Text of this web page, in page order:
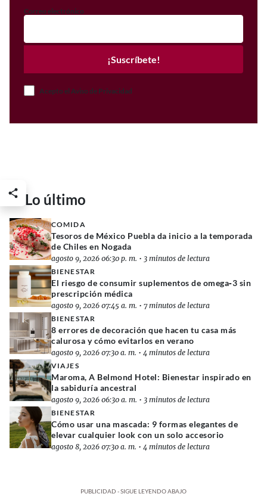
Correo electrónico
¡Suscríbete!
Acepto el Aviso de Privacidad
Lo último
COMIDA
Tesoros de México Puebla da inicio a la temporada
de Chiles en Nogada
agosto 9, 2026 06:30 p. m. • 3 minutos de lectura
BIENESTAR
El riesgo de consumir suplementos de omega‑3 sin
prescripción médica
agosto 9, 2026 07:45 a. m. • 7 minutos de lectura
BIENESTAR
8 errores de decoración que hacen tu casa más
calurosa y cómo evitarlos en verano
agosto 9, 2026 07:30 a. m. • 4 minutos de lectura
VIAJES
Maroma, A Belmond Hotel: Bienestar inspirado en
la sabiduría ancestral
agosto 9, 2026 06:30 a. m. • 3 minutos de lectura
BIENESTAR
Cómo usar una mascada: 9 formas elegantes de
elevar cualquier look con un solo accesorio
agosto 8, 2026 07:30 a. m. • 4 minutos de lectura
PUBLICIDAD - SIGUE LEYENDO ABAJO